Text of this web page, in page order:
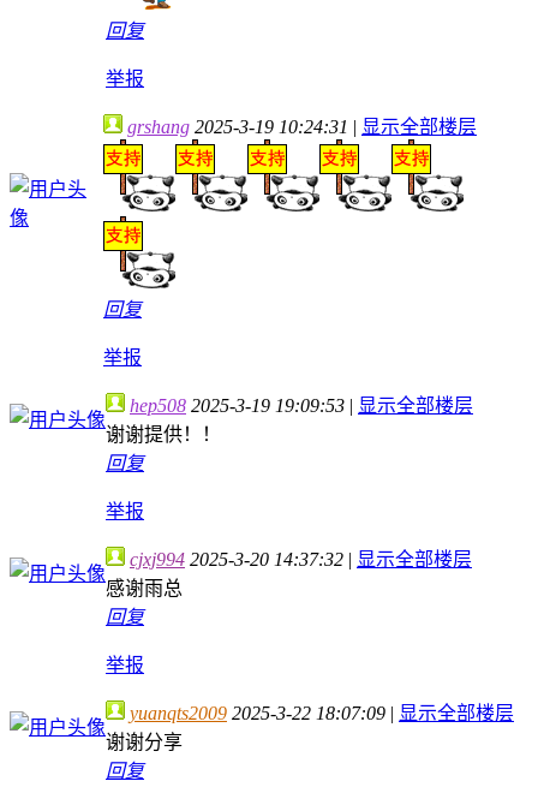
回复
举报
grshang 2025-3-19 10:24:31 | 显示全部楼层
回复
举报
hep508 2025-3-19 19:09:53 | 显示全部楼层
谢谢提供！！
回复
举报
cjxj994 2025-3-20 14:37:32 | 显示全部楼层
感谢雨总
回复
举报
yuanqts2009 2025-3-22 18:07:09 | 显示全部楼层
谢谢分享
回复